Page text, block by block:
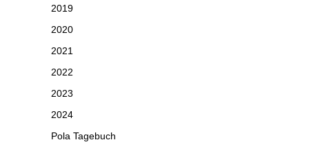
2019
2020
2021
2022
2023
2024
Pola Tagebuch